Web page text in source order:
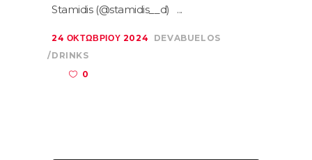
Stamidis (@stamidis__d)
24 ΟΚΤΩΒΡΊΟΥ 2024
DEVABUELOS
DRINKS
0